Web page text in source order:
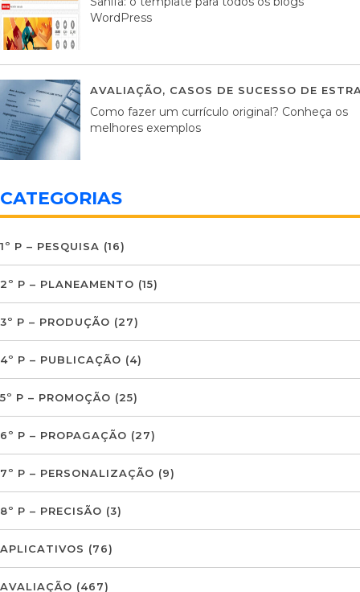
WordPress
AVALIAÇÃO, CASOS DE SUCESSO DE
Como fazer um currículo original? Conheça os
melhores exemplos
CATEGORIAS
1º P – PESQUISA (16)
2º P – PLANEAMENTO (15)
3º P – PRODUÇÃO (27)
4º P – PUBLICAÇÃO (4)
5º P – PROMOÇÃO (25)
6º P – PROPAGAÇÃO (27)
7º P – PERSONALIZAÇÃO (9)
8º P – PRECISÃO (3)
APLICATIVOS (76)
AVALIAÇÃO (467)